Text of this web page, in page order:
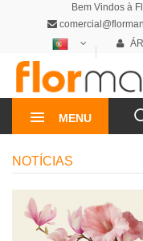
Bem Vindos à
MENU
NOTÍCIAS